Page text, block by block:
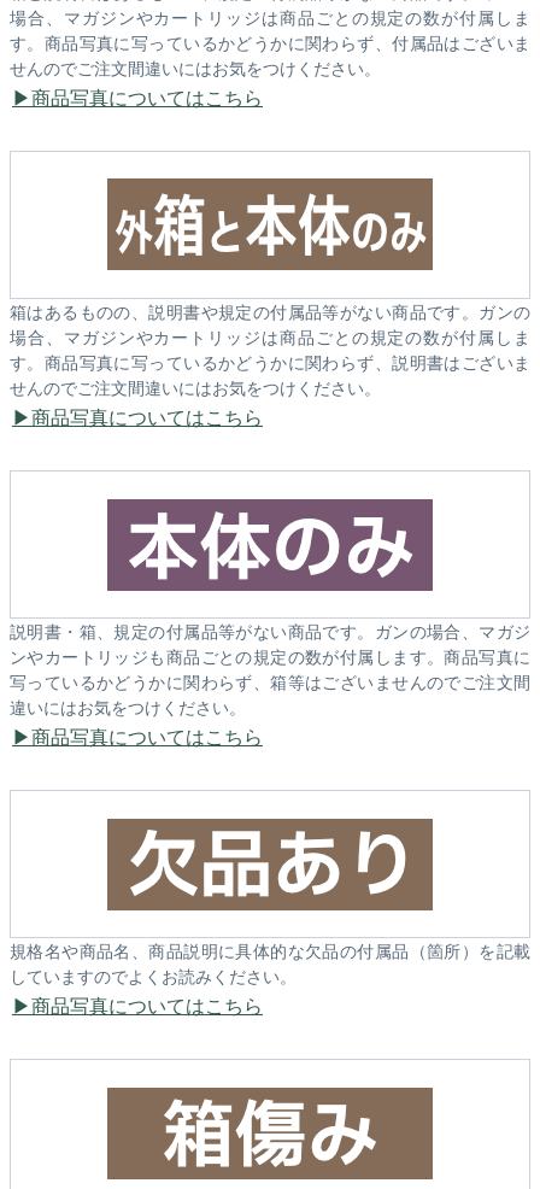
場合、マガジンやカートリッジは商品ごとの規定の数が付属しま
す。商品写真に写っているかどうかに関わらず、付属品はございま
せんのでご注文間違いにはお気をつけください。
商品写真についてはこちら
箱はあるものの、説明書や規定の付属品等がない商品です。ガンの
場合、マガジンやカートリッジは商品ごとの規定の数が付属しま
す。商品写真に写っているかどうかに関わらず、説明書はございま
せんのでご注文間違いにはお気をつけください。
商品写真についてはこちら
説明書・箱、規定の付属品等がない商品です。ガンの場合、マガジ
ンやカートリッジも商品ごとの規定の数が付属します。商品写真に
写っているかどうかに関わらず、箱等はございませんのでご注文間
違いにはお気をつけください。
商品写真についてはこちら
規格名や商品名、商品説明に具体的な欠品の付属品（箇所）を記載
していますのでよくお読みください。
商品写真についてはこちら